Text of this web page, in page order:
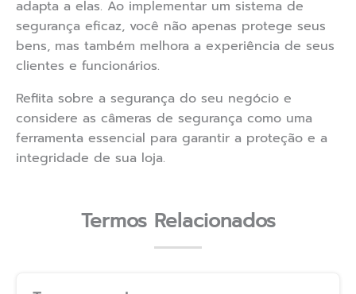
adapta a elas. Ao implementar um sistema de
segurança eficaz, você não apenas protege seus
bens, mas também melhora a experiência de seus
clientes e funcionários.
Reflita sobre a segurança do seu negócio e
considere as câmeras de segurança como uma
ferramenta essencial para garantir a proteção e a
integridade de sua loja.
Termos Relacionados